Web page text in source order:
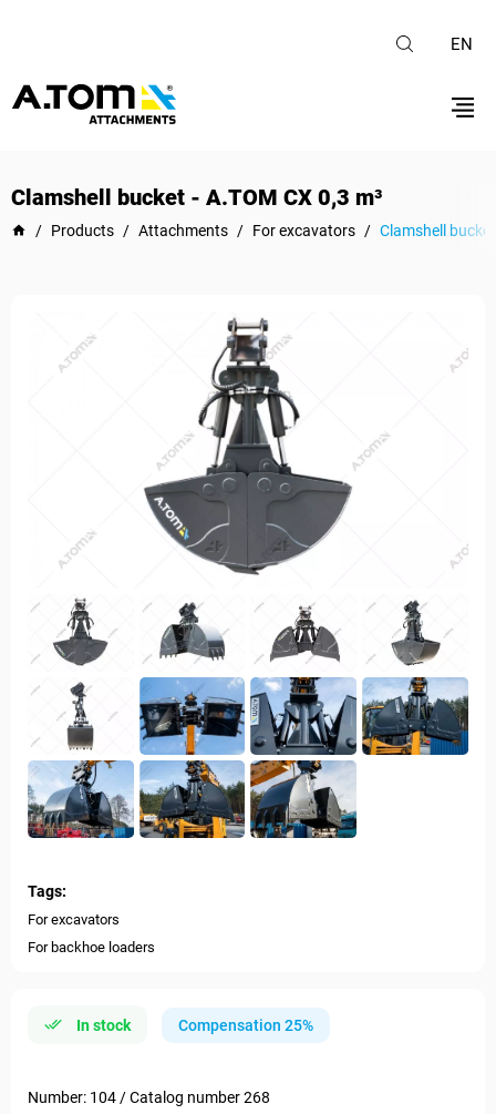
EN
Clamshell bucket - А.ТОМ СХ 0,3 m³
/ Products / Attachments / For excavators / Clamshell
Tags:
For excavators
For backhoe loaders
In stock Compensation 25%
Number: 104 / Catalog number 268